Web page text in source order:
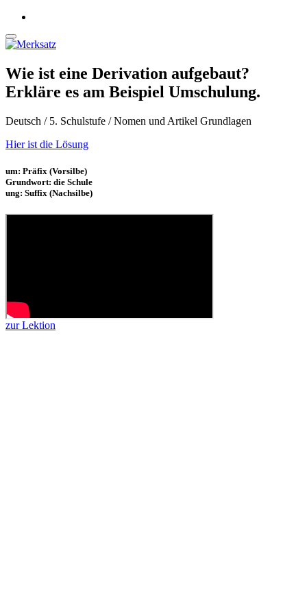
Wie ist eine Derivation aufgebaut?
Erkläre es am Beispiel Umschulung.
Deutsch / 5. Schulstufe / Nomen und Artikel Grundlagen
Hier ist die Lösung
um: Präfix (Vorsilbe)
Grundwort: die Schule
ung: Suffix (Nachsilbe)
zur Lektion